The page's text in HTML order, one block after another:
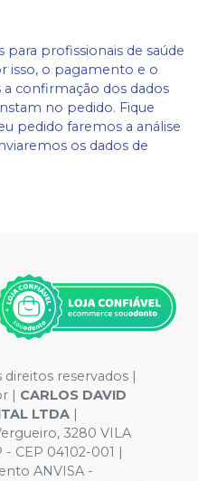
para profissionais de saúde
isso, o pagamento e o
confirmação dos dados
no pedido. Fique
pedido faremos a análise
os dados de
reservados |
| CARLOS DAVID
LTDA
3280 VILA
CEP 04102-001 |
ANVISA -